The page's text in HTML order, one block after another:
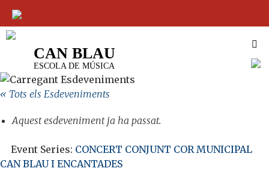
CAN BLAU
ESCOLA DE MÚSICA
CONTINGUT
« Tots els Esdeveniments
Aquest esdeveniment ja ha passat.
Event Series: CONCERT CONJUNT COR MUNICIPAL
CAN BLAU I ENCANTADES